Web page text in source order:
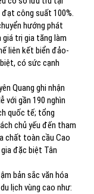
công suất 100%.
hướng phát
giá trị gia tăng làm
liên kết biển đảo-
có sức cạnh
Quang ghi nhận
với gần 190 nghìn
quốc tế; tổng
chủ yếu đến tham
chất toàn cầu Cao
đặc biệt Tân
bản sắc văn hóa
lịch vùng cao như: